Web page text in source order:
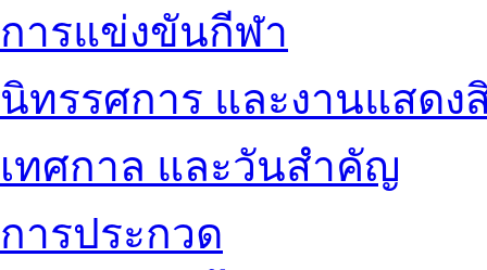
การแข่งขันกีฬา
นิทรรศการ และงานแสดง
เทศกาล และวันสำคัญ
การประกวด